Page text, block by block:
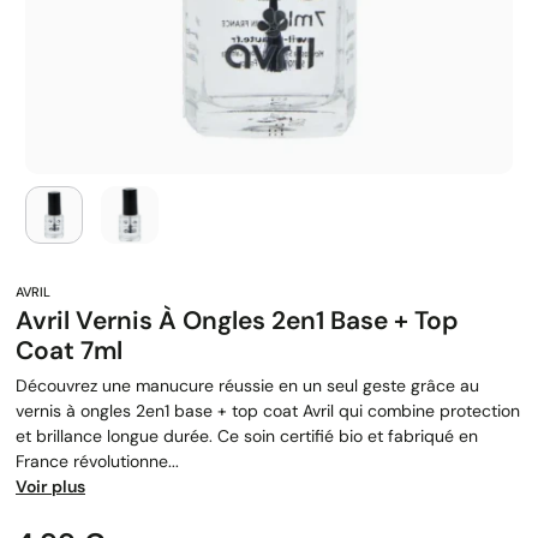
Avril Vernis À Ongles 2en1 Base + Top
Coat 7ml
Découvrez une manucure réussie en un seul geste grâce au
vernis à ongles 2en1 base + top coat Avril qui combine protection
et brillance longue durée. Ce soin certifié bio et fabriqué en
France révolutionne...
Voir plus